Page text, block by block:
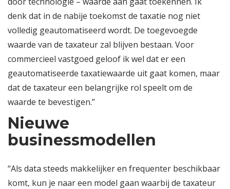
denk dat in de nabije toekomst de taxatie nog niet
volledig geautomatiseerd wordt. De toegevoegde
waarde van de taxateur zal blijven bestaan. Voor
commercieel vastgoed geloof ik wel dat er een
geautomatiseerde taxatiewaarde uit gaat komen, maar
dat de taxateur een belangrijke rol speelt om de
waarde te bevestigen.”
Nieuwe
businessmodellen
“Als data steeds makkelijker en frequenter beschikbaar
komt, kun je naar een model gaan waarbij de taxateur